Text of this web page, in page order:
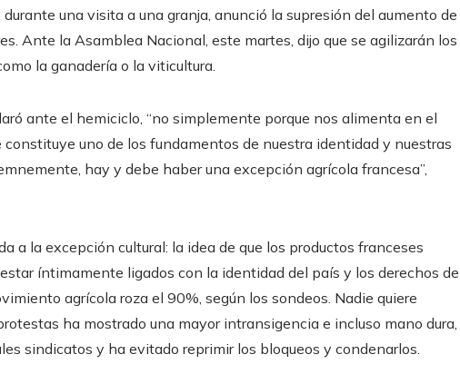
una visita a una granja, anunció la supresión del aumento de
Ante la Asamblea Nacional, este martes, dijo que se agilizarán los
la ganadería o la viticultura.
ante el hemiciclo, “no simplemente porque nos alimenta en el
uno de los fundamentos de nuestra identidad y nuestras
hay y debe haber una excepción agrícola francesa”,
a la excepción cultural: la idea de que los productos franceses
íntimamente ligados con la identidad del país y los derechos de
agrícola roza el 90%, según los sondeos. Nadie quiere
ha mostrado una mayor intransigencia e incluso mano dura,
sindicatos y ha evitado reprimir los bloqueos y condenarlos.